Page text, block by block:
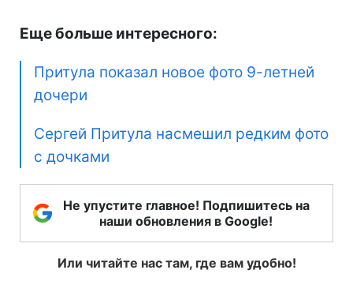
Еще больше интересного:
Притула показал новое фото 9-летней
дочери
Сергей Притула насмешил редким фото
с дочками
Не упустите главное! Подпишитесь на
наши обновления в Google!
Или читайте нас там, где вам удобно!